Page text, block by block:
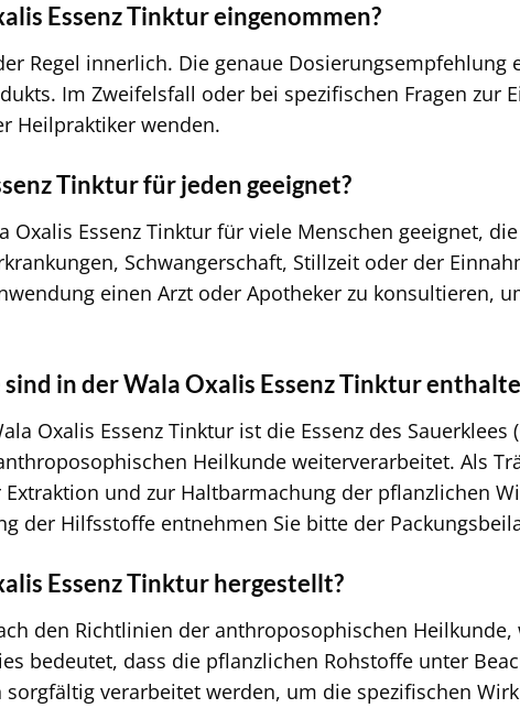
Essenz Tinktur eingenommen?
Regel innerlich. Die genaue Dosierungsempfehlung
Im Zweifelsfall oder bei spezifischen Fragen zur
Heilpraktiker wenden.
Tinktur für jeden geeignet?
Oxalis Essenz Tinktur für viele Menschen geeignet,
Schwangerschaft, Stillzeit oder der
einen Arzt oder Apotheker zu konsultieren,
in der Wala Oxalis Essenz Tinktur
Oxalis Essenz Tinktur ist die Essenz des Sauerklees
Heilkunde weiterverarbeitet. Als
Extraktion und zur Haltbarmachung der pflanzlichen
der Hilfsstoffe entnehmen Sie bitte der
Essenz Tinktur hergestellt?
den Richtlinien der anthroposophischen
bedeutet, dass die pflanzlichen Rohstoffe unter
verarbeitet werden, um die spezifischen